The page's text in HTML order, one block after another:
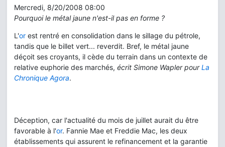
Mercredi, 8/20/2008 08:00
Pourquoi le métal jaune n'est-il pas en forme ?
L'or est rentré en consolidation dans le sillage du pétrole,
tandis que le billet vert... reverdit. Bref, le métal jaune
déçoit ses croyants, il cède du terrain dans un contexte de
relative euphorie des marchés, écrit Simone Wapler pourLa
Chronique Agora.
Déception, car l'actualité du mois de juillet aurait du être
favorable à l'or. Fannie Mae et Freddie Mac, les deux
établissements qui assurent le refinancement et la garantie